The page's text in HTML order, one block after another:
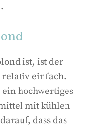
ist, ist der
relativ einfach.
ein hochwertiges
mit kühlen
dass das